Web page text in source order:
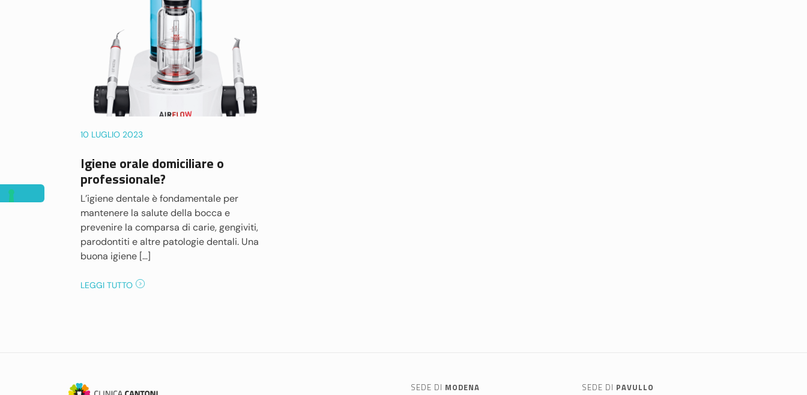
10 LUGLIO 2023
Igiene orale domiciliare o
professionale?
L’igiene dentale è fondamentale per
mantenere la salute della bocca e
prevenire la comparsa di carie, gengiviti,
parodontiti e altre patologie dentali. Una
buona igiene […]
LEGGI TUTTO
SEDE DI MODENA SEDE DI PAVULLO